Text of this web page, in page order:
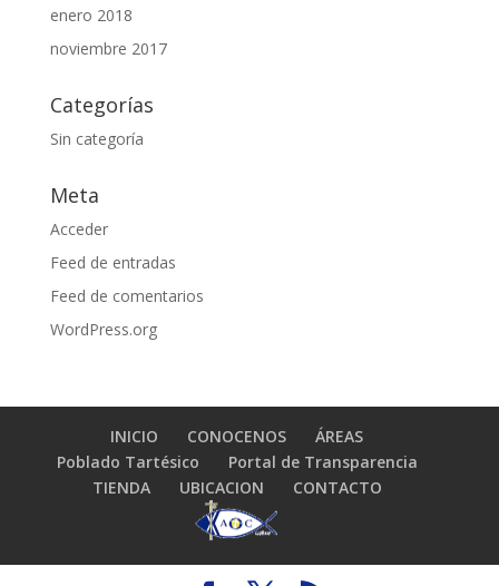
enero 2018
noviembre 2017
Categorías
Sin categoría
Meta
Acceder
Feed de entradas
Feed de comentarios
WordPress.org
INICIO CONOCENOS
ÁREAS
Poblado Tartésico
Portal de Transparencia
TIENDA
UBICACION CONTACTO